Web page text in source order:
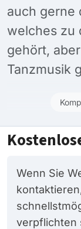
auch gerne
welches zu
gehört,
Tanzmusik
Wenn Sie
verpflichten